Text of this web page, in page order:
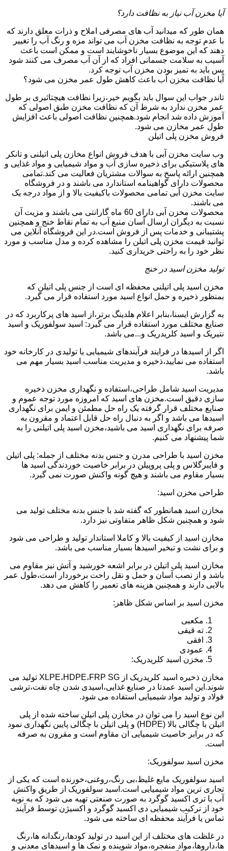
آیا مخزن آب نیاز به نظافت دارد؟
همان طور که میدانید آب های مصرفی املاح و ذرات معلق دارند که
با عدم توجه به نظافت مخزن آب می تواند مزه و رنگ آب را تغییر
دهند که این موضوع بسیار ناخوشایند است و ممکن است باعث
آسیب به سلامت جسمانی افراد که از آن آب مصرف می کنند شود
پس باید به تمیز بودن مخزن آب توجه کرد.
آیا نظافت مخزن آب باعث کاهش طول عمر مخزن می شود؟
تاندر جواب این سوال باید بگویم خیر،زیرا نظافت هیچتاثیری بر طول
عمر مخزن ندارد به شرط آن که نظافت مخزن طبق اصولی که
آموزش داده شد انجام شود.همچنین نظافت اصولی باعث افزایش
طول عمر مخازن می شود.
فروش مخزن پلی اتیلن
وب سایت مخزن آبی با هدف فروش انواع مخازن پلی اتیلنی و تانکر
های پلاستیکی برای ذخیره سازی آب و مواد شیمیایی و مواد غذایی و
همچنین ارائه پاسخ به سوالات مشتریان فعالیت می کند.تمامی
محصولات دارای گواهینامه استاندارد می باشند و در فروشگاه
سایت مخزن آبی تمامی محصولات باکیفیت بالا و از مواد درجه یک
می باشند.
محصولات مخزن آبی دارای 60 ماه گارانتی می باشند و مزیت آن
نسبت به دیگران ارسال آسان منبع آب به تمام نقاط خنج و همچنین
پشتیبانی و خدمات پس از فروش است.در این فروشگاه آنلاین می
توانید قیمت مخزن پلی اتیلن را مشاهده کرده و مدل مناسب و مورد
نظر خود را به راحتی خریداری کنید.
تولید مخزن اسید در خنج
مخزن اسید پلی اتیلنی محفظه ای است از جنس پلی اتیلن که
بمنظور ذخیره و حمل انواع اسید مورد استفاده قرار می گیرد.
به گزارش ایسنا،بنابر اعلام هلدینگ برتر،از اسید های پرکاربرد که در
صنایع مختلف مورد استفاده قرار می گیرد: اسید سولفوریک و اسید
نتیریک و اسید کلریدریک و...می باشد.
اگر از اسیدها در فرایند فرآیندهای شیمیایی یا تولیدی در کارخانه خود
استفاده می نمایید،ذخیره و مدیریت مناسب اسید بسیار مهم می
باشد.
مدیریت اسید شامل طراحی،استفاده و نگهداری مخزن ذخیره
سازی دقیق است.مخزن های اسید که امروزه مورد توجه عموم و
صنایع مختلف قرار گرفته یک راه حل مطمئن و ایمن برای نگهداری
اسیدها می باشد و اگر به دنبال راه حل قابل اعتماد و مقرون به
صرفه برای نگهداری اسید می باشید،مخزن اسید پلی اتیلنی را به
شما پیشنهاد می کنیم.
مخزن اسید با طراحی مدرن و جنس بدنه مختلف از جمله: پلی اتیلن
و فایبرگلاس و پلی پروپیلن در برابر خاصیت خوردندگی اسید ها
بسیار مقاوم می باشند و هیچ گونه واکنش صورت نمی گیرد.
طراحی مخزن اسید:
مخازن اسید همانطور که گفته شد با جنس بدنه مختلف تولید می
شود و همچنین شکل ظاهر متفاوتی نیز دارد.
مخازن اسید از کیفیت بالا و کاملا استاندار تولید و طراحی می شود
و برای نشت و تبخیر اسیدها بسیار مناسب می باشد.
مخازن اسید پلی اتیلن در برابر اشعه خورشید و آتش نیز مقاوم می
باشد و از نصب آسان و حمل و نقل راحت برخوردار است،طول عمر
بالایی دارند و همچنین هزینه های تعمیر را کاهش می دهد.
مخزن اسید بر اساس شکل ظاهر:
مکعبی
ته قیفی
افقی
عمودی
مخزن اسید کلریدریک:
مخازن ذخیره اسید کلریدریک از XLPE،HDPE،FRP SG تولید می
شوند.این اسید عمدتا در صنایع غذایی،اسیدی شدن چاه نفت،ترشی
فولاد و تولید مواد شیمیایی استفاده می شود.
این نوع اسید را می توان در مخازن پلی اتیلن ساخته شده از پلی
اتیلن با چگالی بالا (HDPE) و پلی اتیلن با چگالی پایین نگهداری نمود
که در برابر خاصیت شیمیایی ان مقاوم است و مقرون به صرفه
است.
مخزن اسید سولفوریک:
اسید سولفوریک مایع غلیظ،بی رنگ،روغنی،خورنده است که یکی از
تجاری ترین مواد شیمیایی است.اسید سولفوریک از طریق واکنش
آب با تری اکسید گوگرد به صورت صنعتی تهیه می شود که به نوبه
خود از ترکیب شیمیایی دی اکسید گوگرد و اکسیژن توسط فرآیند
تماس یا فرآیند محفظه ای ساخته می شود.
در غلظت های مختلف از این اسید در تولید کودها،رنگدانه ها،رنگ
ها،داروها،مواد منفجره،مواد شوینده و نمک ها و اسیدهای معدنی و